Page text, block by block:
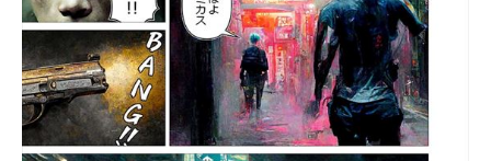
企業ITのトレンドを詳説
経営リーダーのコミュニティ
マーケ×ITの今がよく分かる
ITエンジニア向け専門サイト